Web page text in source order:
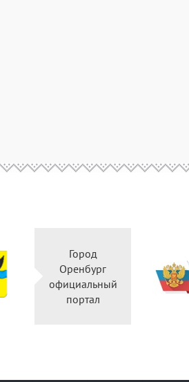
Город
Оренбург
официальный
портал